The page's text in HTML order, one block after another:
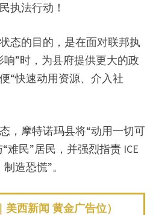
执法行动！
态的目的，是在面对联邦执
”时，为县府提供更大的政
“快速动用资源、介入社
，摩特诺玛县将“动用一切可
难民”居民，并强烈指责 ICE
造恐慌”。
西新闻 黄金广告位）